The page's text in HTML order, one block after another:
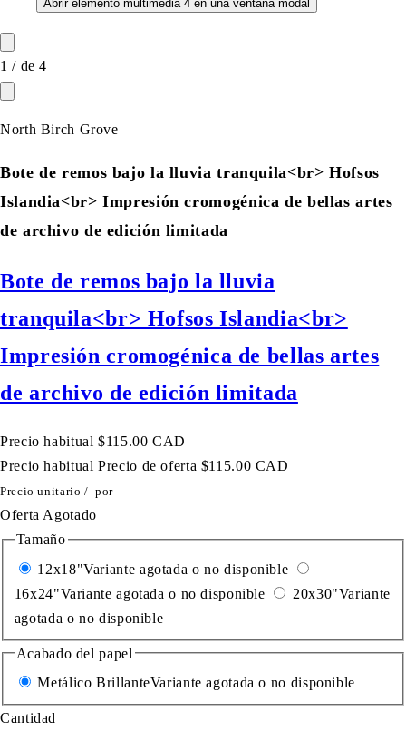
Abrir elemento multimedia 4 en una ventana modal
1 / de 4
North Birch Grove
Bote de remos bajo la lluvia tranquila<br> Hofsos
Islandia<br> Impresión cromogénica de bellas artes
de archivo de edición limitada
Bote de remos bajo la lluvia
tranquila<br> Hofsos Islandia<br>
Impresión cromogénica de bellas artes
de archivo de edición limitada
Precio habitual $115.00 CAD
Precio habitual Precio de oferta $115.00 CAD
Precio unitario / por
Oferta Agotado
Tamaño
12x18"Variante agotada o no disponible
16x24"Variante agotada o no disponible 20x30"Variante
agotada o no disponible
Acabado del papel
Metálico BrillanteVariante agotada o no disponible
Cantidad